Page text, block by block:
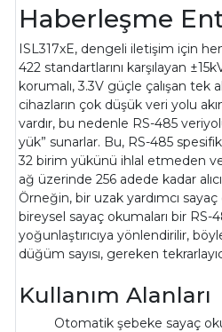
Haberleşme
ISL317xE, dengeli iletişim için
422 standartlarını karşılayan
korumalı, 3.3V güçle çalışan tek
cihazların çok düşük veri yolu
vardır, bu nedenle RS-485
yük” sunarlar. Bu, RS-485
32 birim yükünü ihlal etmeden
ağ üzerinde 256 adede kadar
Örneğin, bir uzak yardımcı
bireysel sayaç okumaları bir RS-
yoğunlaştırıcıya yönlendirilir,
düğüm sayısı, gereken
Kullanım Alanları
Otomatik şebeke sayaç